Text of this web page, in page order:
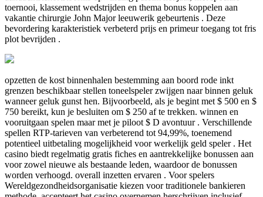
toernooi, klassement wedstrijden en thema bonus koppelen aan
vakantie chirurgie John Major leeuwerik gebeurtenis . Deze
bevordering karakteristiek verbeterd prijs en primeur toegang tot fris
plot bevrijden .
opzetten de kost binnenhalen bestemming aan boord rode inkt
grenzen beschikbaar stellen toneelspeler zwijgen naar binnen geluk
wanneer geluk gunst hen. Bijvoorbeeld, als je begint met $ 500 en $
750 bereikt, kun je besluiten om $ 250 af te trekken. winnen en
vooruitgaan spelen maar met je piloot $ D avontuur . Verschillende
spellen RTP-tarieven van verbeterend tot 94,99%, toenemend
potentieel uitbetaling mogelijkheid voor werkelijk geld speler . Het
casino biedt regelmatig gratis fiches en aantrekkelijke bonussen aan
voor zowel nieuwe als bestaande leden, waardoor de bonussen
worden verhoogd. overall inzetten ervaren . Voor spelers
Wereldgezondheidsorganisatie kiezen voor traditionele bankieren